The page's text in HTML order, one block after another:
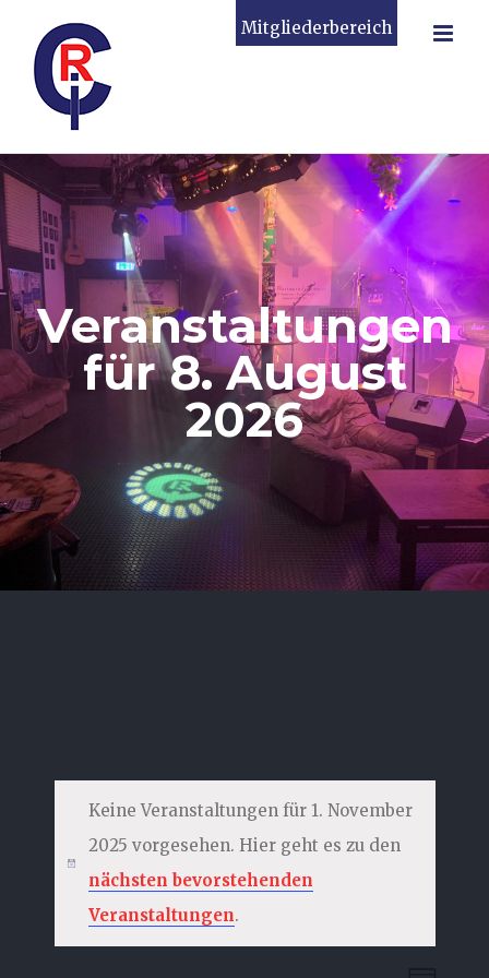
Inhalt
springen
Mitgliederbereich
Veranstaltungen
für 8. August
2026
Keine Veranstaltungen für 1. November
2025 vorgesehen. Hier geht es zu den
nächsten bevorstehenden
Veranstaltungen.